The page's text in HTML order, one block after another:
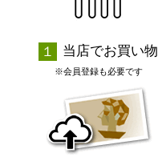
当店でお買い物
※会員登録も必要です